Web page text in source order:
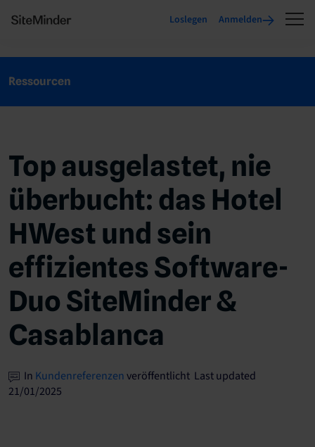
Loslegen Anmelden
Ressourcen
Top ausgelastet, nie
überbucht: das Hotel
HWest und sein
effizientes Software-
Duo SiteMinder &
Casablanca
In Kundenreferenzenveröffentlicht Last updated
21/01/2025